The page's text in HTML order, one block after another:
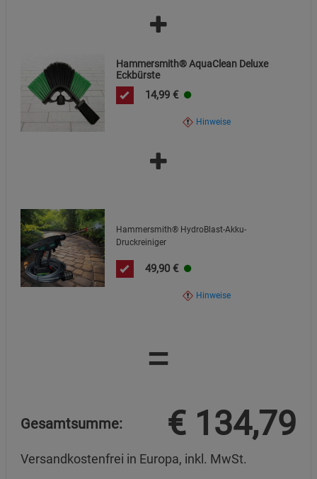
Hammersmith® AquaClean Deluxe
Eckbürste
14,99 €
Hinweise
Hammersmith® HydroBlast-Akku-
Druckreiniger
49,90 €
Hinweise
=
Gesamtsumme: € 134,79
Versandkostenfrei in Europa, inkl. MwSt.